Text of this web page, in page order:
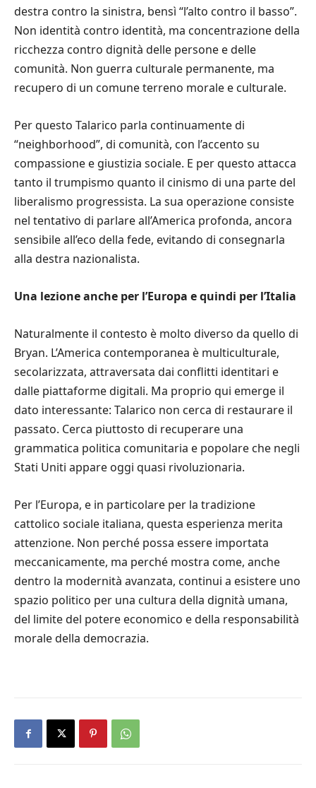
destra contro la sinistra, bensì “l’alto contro il basso”.
Non identità contro identità, ma concentrazione della
ricchezza contro dignità delle persone e delle
comunità. Non guerra culturale permanente, ma
recupero di un comune terreno morale e culturale.
Per questo Talarico parla continuamente di
“neighborhood”, di comunità, con l’accento su
compassione e giustizia sociale. E per questo attacca
tanto il trumpismo quanto il cinismo di una parte del
liberalismo progressista. La sua operazione consiste
nel tentativo di parlare all’America profonda, ancora
sensibile all’eco della fede, evitando di consegnarla
alla destra nazionalista.
Una lezione anche per l’Europa e quindi per l’Italia
Naturalmente il contesto è molto diverso da quello di
Bryan. L’America contemporanea è multiculturale,
secolarizzata, attraversata dai conflitti identitari e
dalle piattaforme digitali. Ma proprio qui emerge il
dato interessante: Talarico non cerca di restaurare il
passato. Cerca piuttosto di recuperare una
grammatica politica comunitaria e popolare che negli
Stati Uniti appare oggi quasi rivoluzionaria.
Per l’Europa, e in particolare per la tradizione
cattolico sociale italiana, questa esperienza merita
attenzione. Non perché possa essere importata
meccanicamente, ma perché mostra come, anche
dentro la modernità avanzata, continui a esistere uno
spazio politico per una cultura della dignità umana,
del limite del potere economico e della responsabilità
morale della democrazia.